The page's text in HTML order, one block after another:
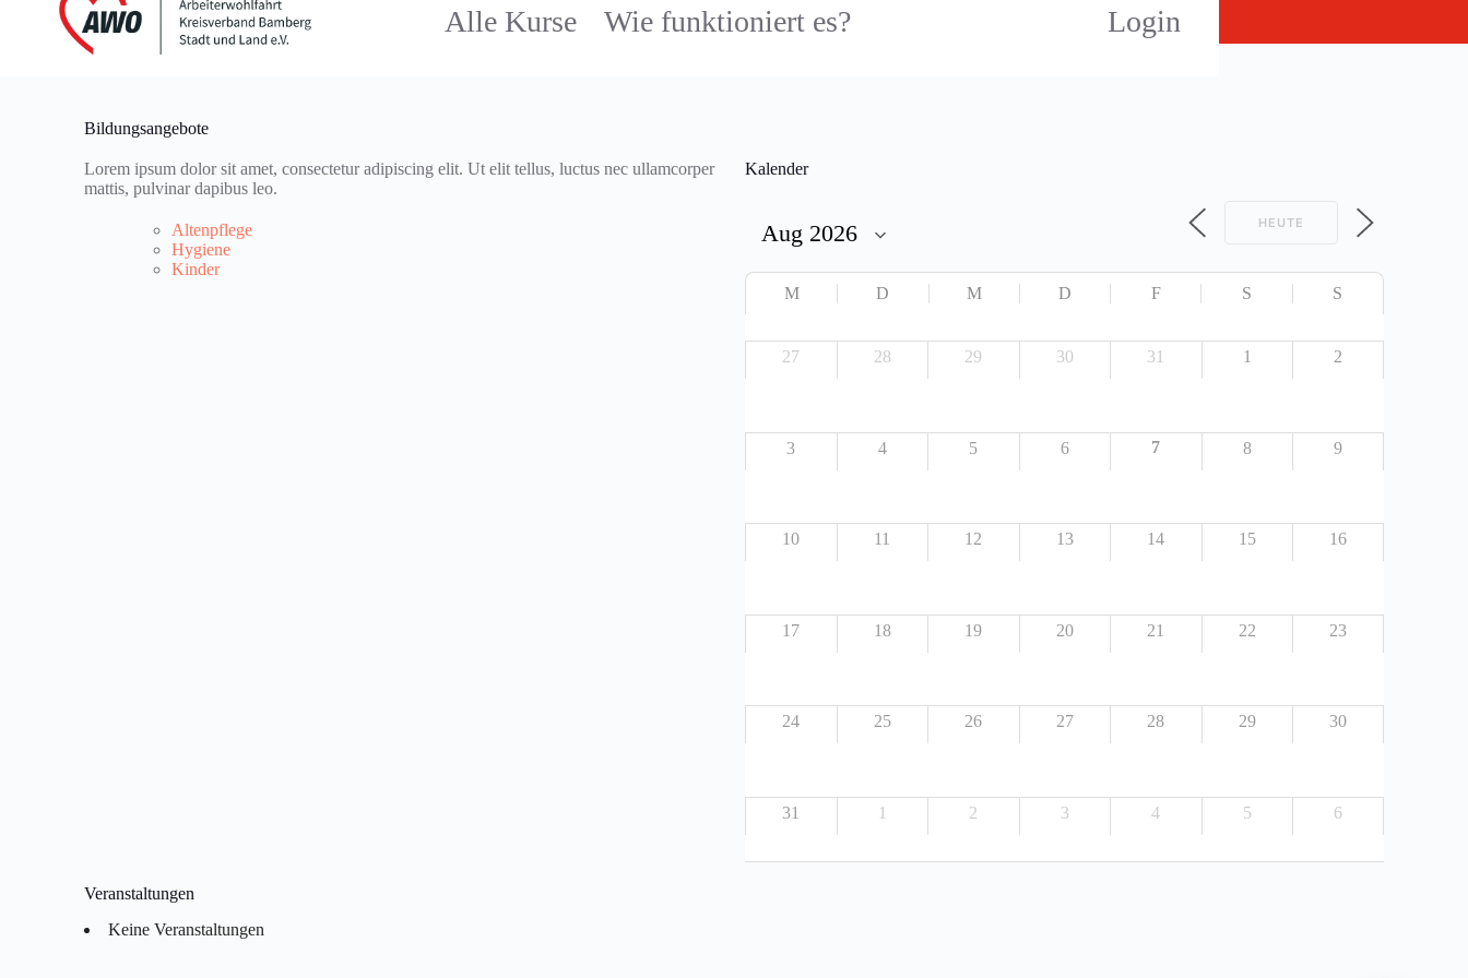
Alle Kurse Wie funktioniert es? Login
Bildungsangebote
Lorem ipsum dolor sit amet, consectetur adipiscing elit. Ut elit tellus, luctus nec ullamcorper
mattis, pulvinar dapibus leo.
Altenpflege
Hygiene
Kinder
Kalender
HEUTE
M D M D F S S
27 28 29 30 31 1 2
3 4 5 6 7 8 9
10 11 12 13 14 15 16
17 18 19 20 21 22 23
24 25 26 27 28 29 30
31 1 2 3 4 5 6
Veranstaltungen
Keine Veranstaltungen